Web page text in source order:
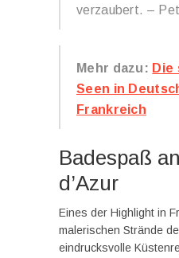
verzaubert. –
Mehr dazu: Die
Seen in
Frankreich
Badespaß
d’Azur
Eines der Highlight in
malerischen Strände
eindrucksvolle